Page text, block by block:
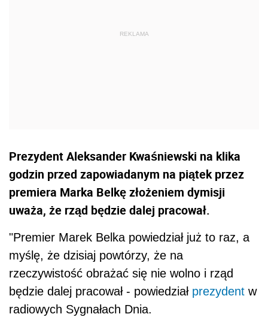
Prezydent Aleksander Kwaśniewski na klika
godzin przed zapowiadanym na piątek przez
premiera Marka Belkę złożeniem dymisji
uważa, że rząd będzie dalej pracował.
"Premier Marek Belka powiedział już to raz, a
myślę, że dzisiaj powtórzy, że na
rzeczywistość obrażać się nie wolno i rząd
będzie dalej pracował - powiedział prezydent w
radiowych Sygnałach Dnia.